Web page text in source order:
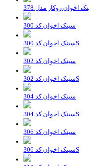
اخوان روکار مدل 378
سینک اخوان کد 300
سینک اخوان کد 300S
سینک اخوان کد 302
سینک اخوان کد 302S
سینک اخوان کد 304
سینک اخوان کد 304S
سینک اخوان کد 306
سینک اخوان کد 306S